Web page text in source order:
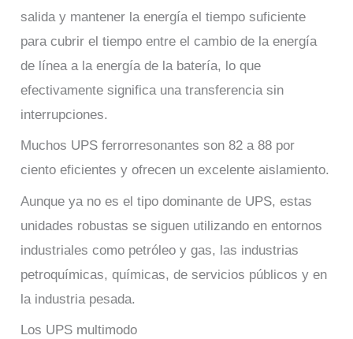
salida y mantener la energía el tiempo suficiente
para cubrir el tiempo entre el cambio de la energía
de línea a la energía de la batería, lo que
efectivamente significa una transferencia sin
interrupciones.
Muchos UPS ferrorresonantes son 82 a 88 por
ciento eficientes y ofrecen un excelente aislamiento.
Aunque ya no es el tipo dominante de UPS, estas
unidades robustas se siguen utilizando en entornos
industriales como petróleo y gas, las industrias
petroquímicas, químicas, de servicios públicos y en
la industria pesada.
Los UPS multimodo